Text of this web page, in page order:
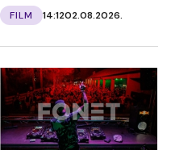
FILM 14:1202.08.2026.